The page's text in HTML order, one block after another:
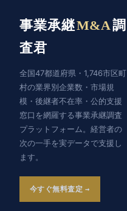
事業承継M&A調
査君
全国47都道府県・1,746市区町
村の業界別企業数・市場規
模・後継者不在率・公的支援
窓口を網羅する事業承継調査
プラットフォーム。経営者の
次の一手を実データで支援し
ます。
今すぐ無料査定